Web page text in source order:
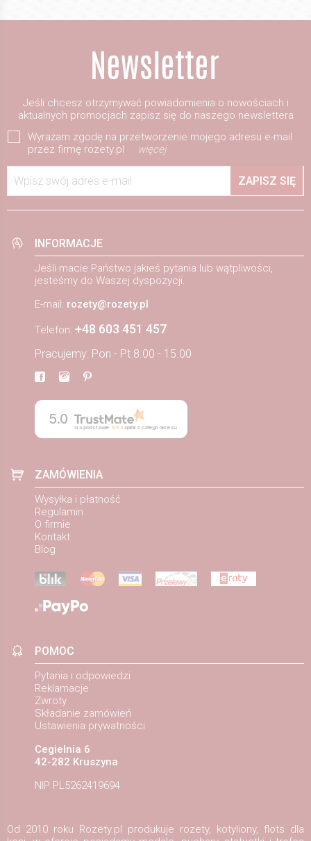
Jeśli chcesz otrzymywać powiadomienia o nowościach i
aktualnych promocjach zapisz się do naszego newslettera
Wyrażam zgodę na przetworzenie mojego adresu e-mail
przez firmę rozety.pl
więcej
Wpisz swój adres e-mail ZAPISZ SIĘ
INFORMACJE
Jeśli macie Państwo jakieś pytania lub wątpliwości,
jesteśmy do Waszej dyspozycji.
E-mail: rozety@rozety.pl
Telefon: +48 603 451 457
Pracujemy: Pon - Pt 8.00 - 15.00
5.0
Na podstawie 884opinii z całego okresu
ZAMÓWIENIA
Wysyłka i płatność
Regulamin
O firmie
Kontakt
Blog
POMOC
Pytania i odpowiedzi
Reklamacje
Zwroty
Składanie zamówień
Ustawienia prywatności
Cegielnia 6
42-282 Kruszyna
NIP PL5262419694
Od 2010 roku Rozety.pl produkuje rozety, kotyliony, flots dla